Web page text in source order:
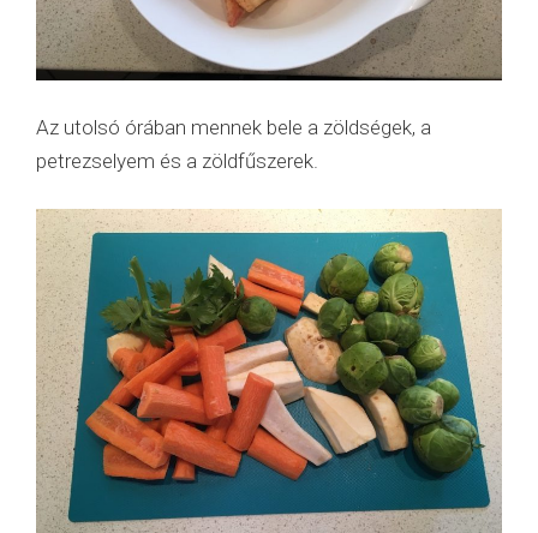
Az utolsó órában mennek bele a zöldségek, a
petrezselyem és a zöldfűszerek.